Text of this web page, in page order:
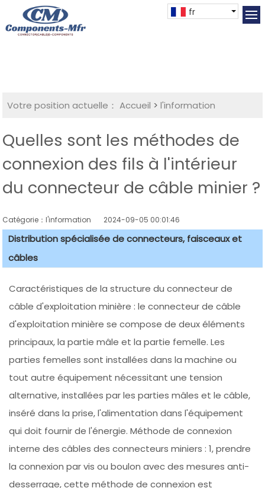
fr
Votre position actuelle： Accueil >l'information
Quelles sont les méthodes de
connexion des fils à l'intérieur
du connecteur de câble minier ?
Catégorie：l'information 2024-09-05 00:01:46
Distribution spécialisée de connecteurs, faisceaux et
câbles
Caractéristiques de la structure du connecteur de
câble d'exploitation minière : le connecteur de câble
d'exploitation minière se compose de deux éléments
principaux, la partie mâle et la partie femelle. Les
parties femelles sont installées dans la machine ou
tout autre équipement nécessitant une tension
alternative, installées par les parties mâles et le câble,
inséré dans la prise, l'alimentation dans l'équipement
qui doit fournir de l'énergie. Méthode de connexion
interne des câbles des connecteurs miniers : 1, prendre
la connexion par vis ou boulon avec des mesures anti-
desserrage, cette méthode de connexion est